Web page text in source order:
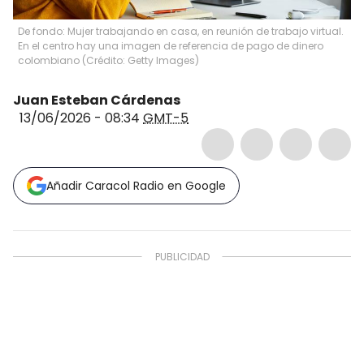
De fondo: Mujer trabajando en casa, en reunión de trabajo virtual.
En el centro hay una imagen de referencia de pago de dinero
colombiano (Crédito: Getty Images)
Juan Esteban Cárdenas
13/06/2026 - 08:34 GMT-5
Añadir Caracol Radio en Google